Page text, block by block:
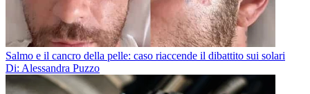
Salmo e il cancro della pelle: caso riaccende il dibattito sui solari
Di: Alessandra Puzzo